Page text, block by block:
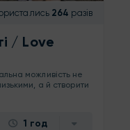
264 разів
/ Love
можливість не
а й створити
1 год